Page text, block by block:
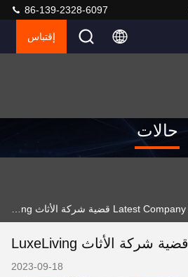
86-139-2328-6097
إقتباس
حالات
قضية شركة الأثاث LuxeLiving
2023-09-18